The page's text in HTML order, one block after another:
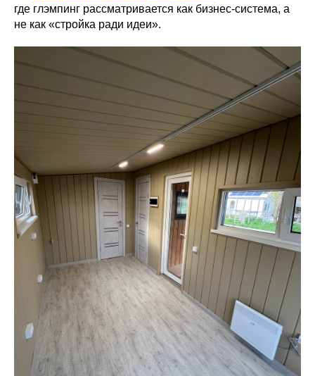
где глэмпинг рассматривается как бизнес-система, а
не как «стройка ради идеи».